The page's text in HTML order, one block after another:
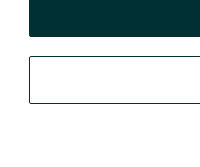
Szukaj